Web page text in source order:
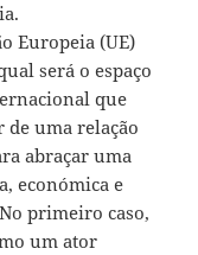
Europeia (UE)
será o espaço
que
de uma relação
abraçar uma
económica e
primeiro caso,
um ator